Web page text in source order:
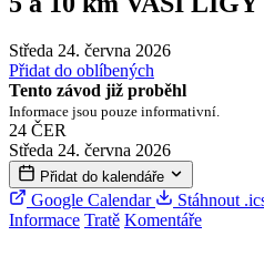
Středa 24. června 2026
Přidat do oblíbených
Tento závod již proběhl
Informace jsou pouze informativní.
24 ČER
Středa 24. června 2026
Přidat do kalendáře
Google Calendar
Stáhnout
Informace Tratě Komentáře